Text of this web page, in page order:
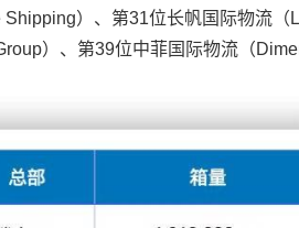
）、第31位长帆国际物流（
）、第39位中菲国际物流（